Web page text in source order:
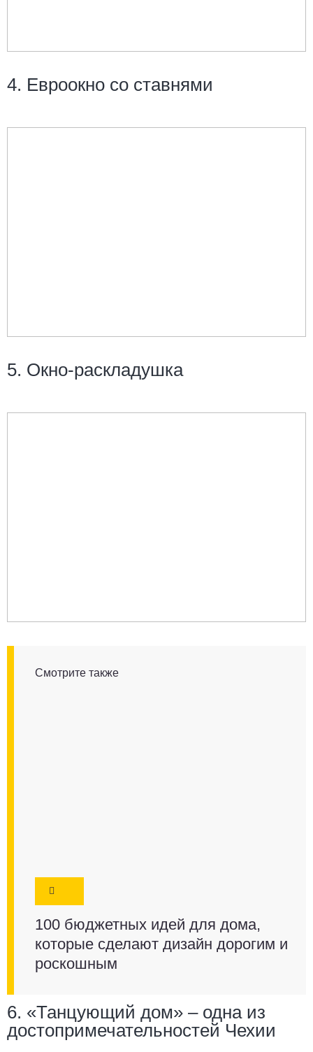
4. Евроокно со ставнями
5. Окно-раскладушка
Смотрите также
100 бюджетных идей для дома,
которые сделают дизайн дорогим и
роскошным
6. «Танцующий дом» – одна из
достопримечательностей Чехии